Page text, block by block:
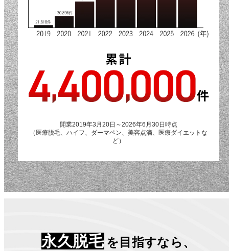
開業2019年3月20日～2026年6月30日時点
（医療脱毛、ハイフ、ダーマペン、美容点滴、医療ダイエットな
ど）
永久脱毛 を目指すなら、